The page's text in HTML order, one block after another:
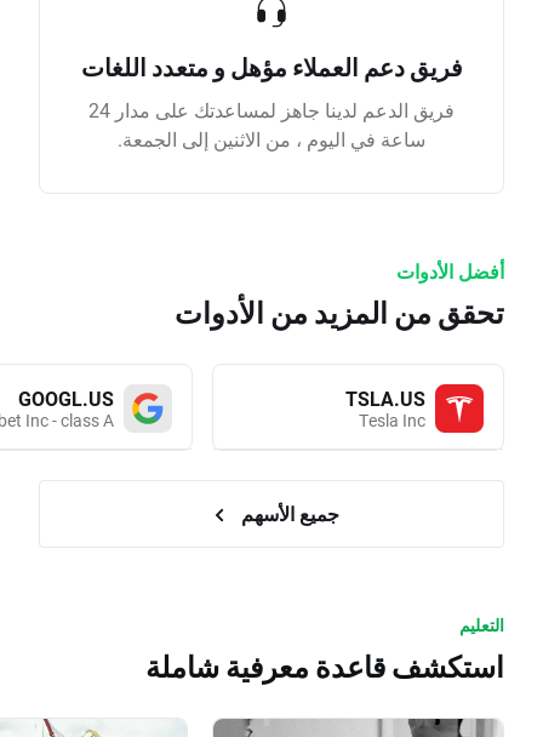
فريق دعم العملاء مؤهل و متعدد اللغات
فريق الدعم لدينا جاهز لمساعدتك على مدار 24
ساعة في اليوم ، من الاثنين إلى الجمعة.
أفضل الأدوات
تحقق من المزيد من الأدوات
TSLA.US
Tesla Inc
GOOGL.US
Inc - class A
جميع الأسهم
التعليم
استكشف قاعدة معرفية شاملة